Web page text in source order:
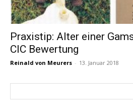
Praxistip: Alter einer
CIC Bewertung
Reinald von Meurers - 13. Januar 2018